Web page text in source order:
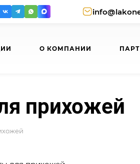
О КОМПАНИИ
прихожей